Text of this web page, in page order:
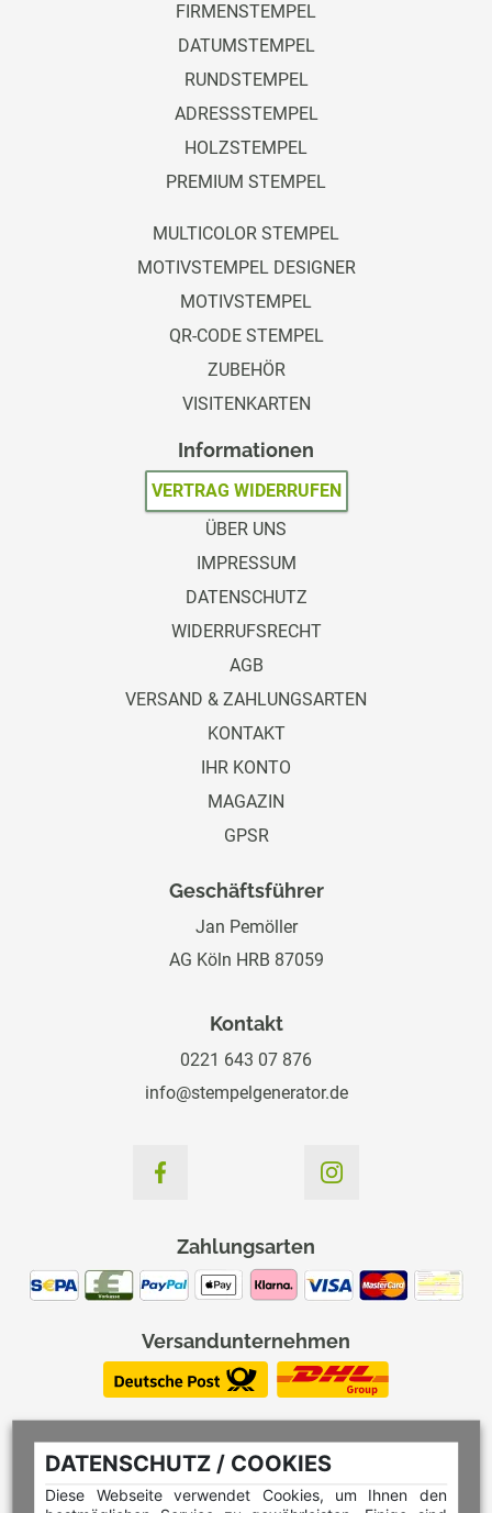
DATENSCHUTZ / COOKIES
Diese Webseite verwendet Cookies, um Ihnen den
FIRMENSTEMPEL
DATUMSTEMPEL
RUNDSTEMPEL
ADRESSSTEMPEL
HOLZSTEMPEL
PREMIUM STEMPEL
MULTICOLOR STEMPEL
MOTIVSTEMPEL DESIGNER
MOTIVSTEMPEL
QR-CODE STEMPEL
ZUBEHÖR
VISITENKARTEN
Informationen
VERTRAG WIDERRUFEN
ÜBER UNS
IMPRESSUM
DATENSCHUTZ
WIDERRUFSRECHT
AGB
VERSAND & ZAHLUNGSARTEN
KONTAKT
IHR KONTO
MAGAZIN
GPSR
Geschäftsführer
Jan Pemöller
AG Köln HRB 87059
Kontakt
0221 643 07 876
info@stempelgenerator.de
Zahlungsarten
Versandunternehmen